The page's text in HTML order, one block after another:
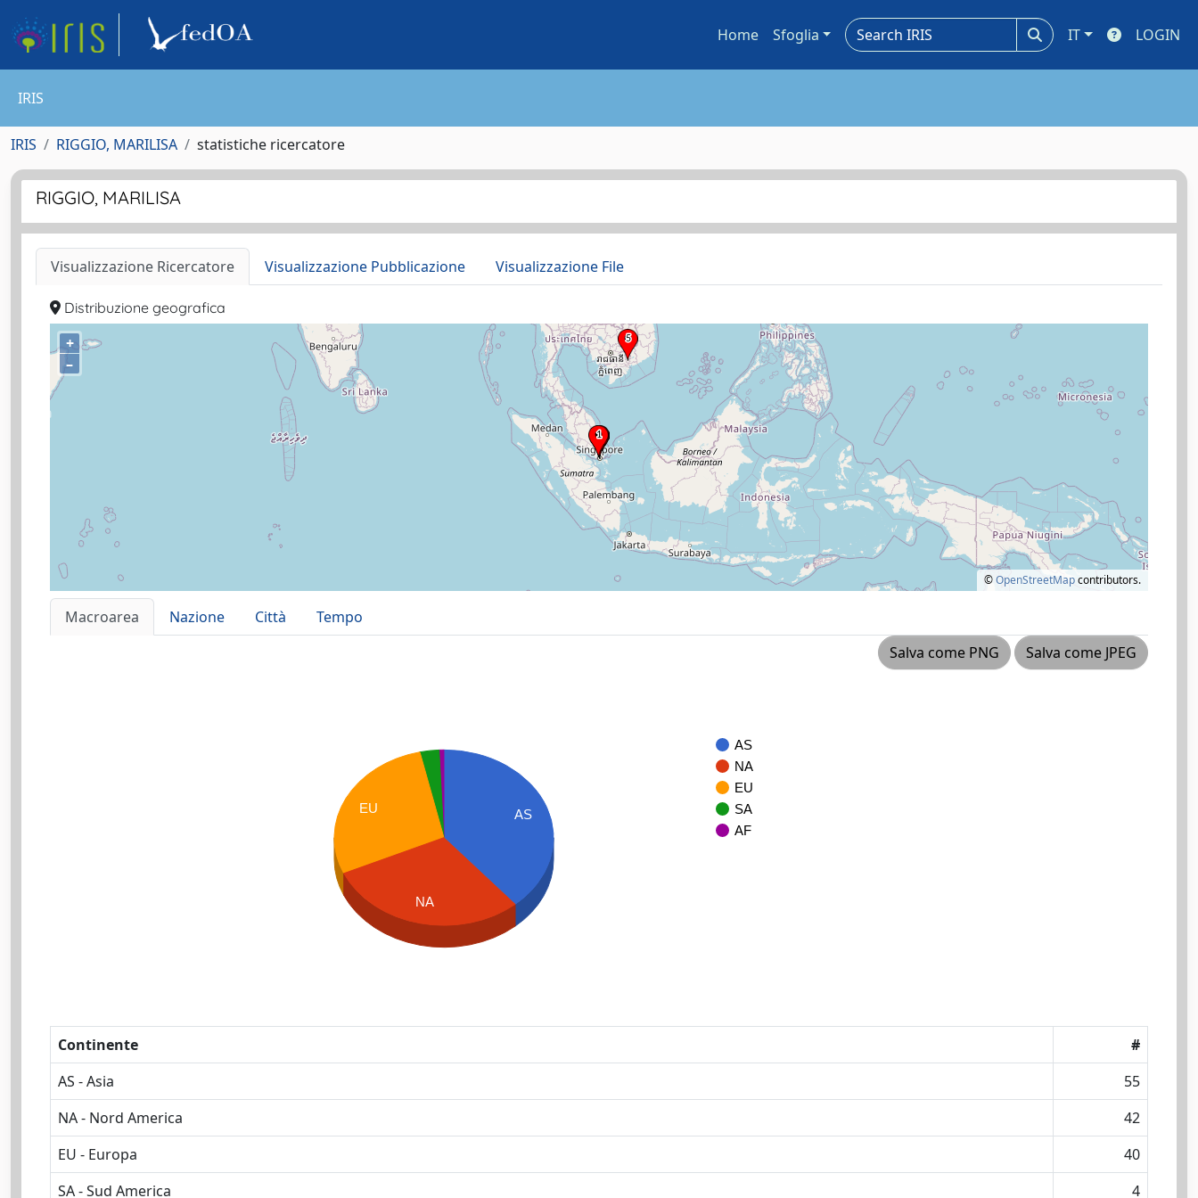
Home Sfoglia IT LOGIN
IRIS
IRIS RIGGIO, MARILISA statistiche ricercatore
RIGGIO, MARILISA
Visualizzazione Ricercatore Visualizzazione Pubblicazione Visualizzazione File
Distribuzione geografica
+
–
©OpenStreetMapcontributors.
Macroarea Nazione Città
Tempo
Salva come PNG
Salva come JPEG
AS
NA
EU
SA
AF
AS
EU
NA
Continente
#
AS - Asia
55
NA - Nord America
42
EU - Europa
40
SA - Sud America
4